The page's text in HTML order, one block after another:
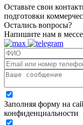
Оставьте свои
подготовки
Остались вопросы?
Напишите нам в
Заполняя форму на
конфиденциальности